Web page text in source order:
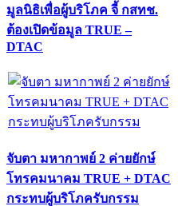
มูลนิธิเพื่อผู้บริโภค จี้ กสทช.
ต้องเปิดข้อมูล TRUE –
DTAC
จับตา มหากาพย์ 2 ค่ายยักษ์
โทรคมนาคม TRUE + DTAC
กระทบผู้บริโภครับกรรม